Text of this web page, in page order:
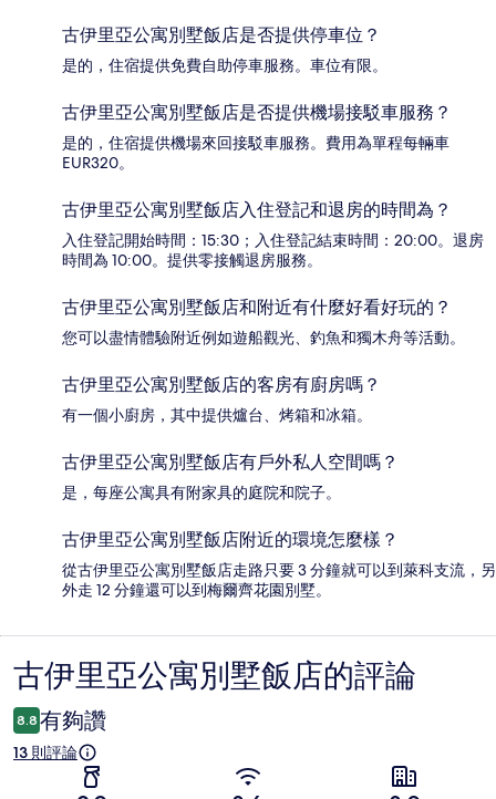
古伊里亞公寓別墅飯店是否提供停車位？
是的，住宿提供免費自助停車服務。車位有限。
古伊里亞公寓別墅飯店是否提供機場接駁車服務？
是的，住宿提供機場來回接駁車服務。費用為單程每輛車
EUR320。
古伊里亞公寓別墅飯店入住登記和退房的時間為？
入住登記開始時間：15:30；入住登記結束時間：20:00。退房
時間為 10:00。提供零接觸退房服務。
古伊里亞公寓別墅飯店和附近有什麼好看好玩的？
您可以盡情體驗附近例如遊船觀光、釣魚和獨木舟等活動。
古伊里亞公寓別墅飯店的客房有廚房嗎？
有一個小廚房，其中提供爐台、烤箱和冰箱。
古伊里亞公寓別墅飯店有戶外私人空間嗎？
是，每座公寓具有附家具的庭院和院子。
古伊里亞公寓別墅飯店附近的環境怎麼樣？
從古伊里亞公寓別墅飯店走路只要 3 分鐘就可以到萊科支流，另
外走 12 分鐘還可以到梅爾齊花園別墅。
評
論
古伊里亞公寓別墅飯店的評論
8.8 有夠讚
13 則評論